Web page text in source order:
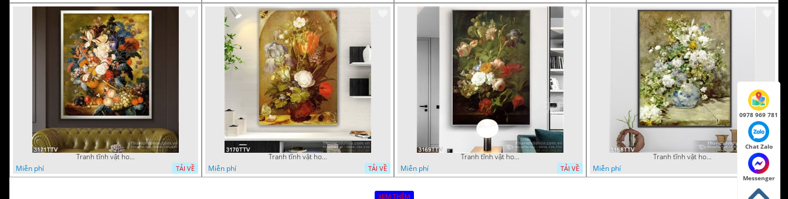
Tranh tĩnh vật hoa quả sơn dầu đẹp
Miễn phí
TẢI VỀ
Tranh tĩnh vật hoa quả sơn dầu độc đáo
Miễn phí
TẢI VỀ
Tranh tĩnh vật hoa quả sơn dầu trang trí tường
Miễn phí
TẢI VỀ
Tranh tĩnh vật hoa quả sơn dầu nghệ thuật
Miễn phí
TẢI VỀ
XEM THÊM
0978 969 781
Chat Zalo
Messenger